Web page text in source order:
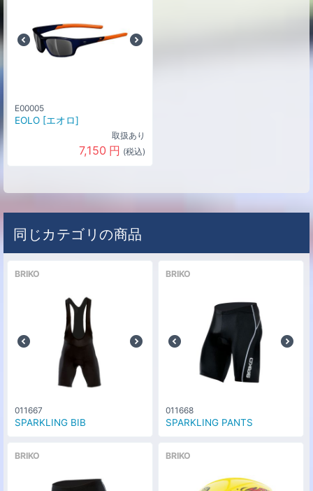
E00005
EOLO [エオロ]
取扱あり
7,150 円 (税込)
同じカテゴリの商品
BRIKO
011667
SPARKLING BIB
BRIKO
011668
SPARKLING PANTS
BRIKO BRIKO